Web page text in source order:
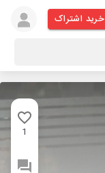
خرید اشتراک
1